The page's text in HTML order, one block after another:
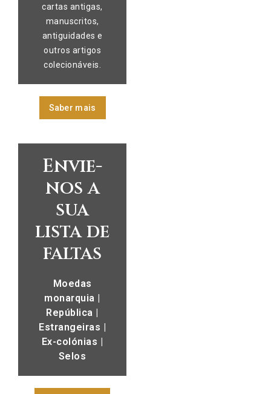
cartas antigas,
manuscritos,
antiguidades e
outros artigos
colecionáveis.
Saber mais
Envie-
nos a
sua
lista de
faltas
Moedas
monarquia |
República |
Estrangeiras |
Ex-colónias |
Selos